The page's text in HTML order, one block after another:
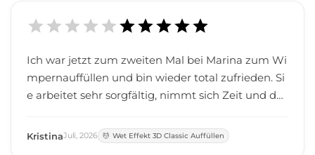
Ich war jetzt zum zweiten Mal bei Marina zum Wi
mpernauffüllen und bin wieder total zufrieden. Si
e arbeitet sehr sorgfältig, nimmt sich Zeit und das
impern halten super und sehen trotzdem natürlic
h aus. Außerdem ist Marina sehr freundlich und s
KristinaJuli,2026 Wet Effekt 3D Classic Auffüllen